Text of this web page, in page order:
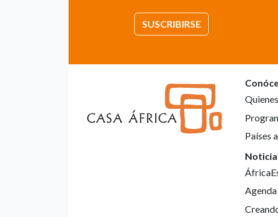
SUSCRIBIRSE
Países
Agenda